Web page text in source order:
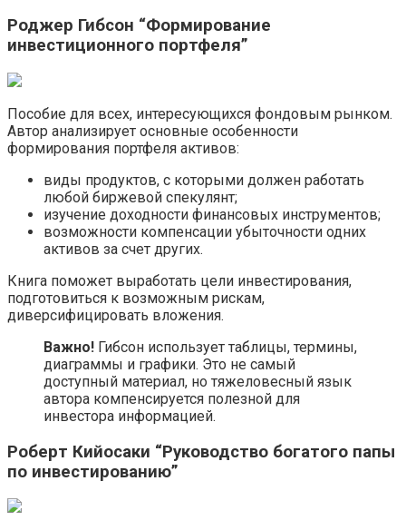
Роджер Гибсон “Формирование
инвестиционного портфеля”
Пособие для всех, интересующихся фондовым рынком.
Автор анализирует основные особенности
формирования портфеля активов:
виды продуктов, с которыми должен работать
любой биржевой спекулянт;
изучение доходности финансовых инструментов;
возможности компенсации убыточности одних
активов за счет других.
Книга поможет выработать цели инвестирования,
подготовиться к возможным рискам,
диверсифицировать вложения.
Важно! Гибсон использует таблицы, термины,
диаграммы и графики. Это не самый
доступный материал, но тяжеловесный язык
автора компенсируется полезной для
инвестора информацией.
Роберт Кийосаки “Руководство богатого папы
по инвестированию”